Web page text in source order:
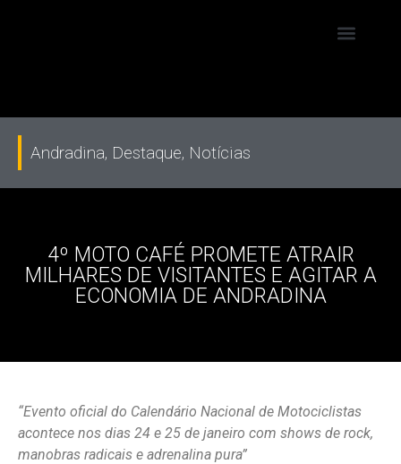
Andradina, Destaque, Notícias
4º MOTO CAFÉ PROMETE ATRAIR
MILHARES DE VISITANTES E AGITAR A
ECONOMIA DE ANDRADINA
“Evento oficial do Calendário Nacional de Motociclistas
acontece nos dias 24 e 25 de janeiro com shows de rock,
manobras radicais e adrenalina pura”